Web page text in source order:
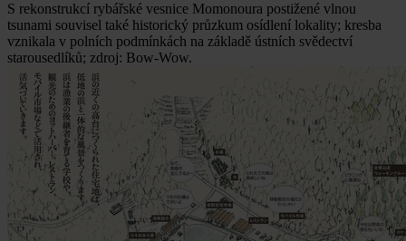
S rekonstrukcí rybářské vesnice Momonoura postižené vlnou
tsunami souvisel také historický průzkum osídlení lokality; kresba
vznikala v polních podmínkách na základě ústních svědectví
starousedlíků; zdroj: Bow-Wow.